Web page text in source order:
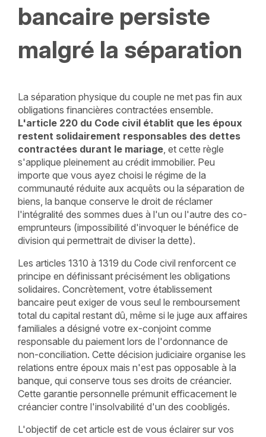
bancaire persiste
malgré la séparation
La séparation physique du couple ne met pas fin aux
obligations financières contractées ensemble.
L'article 220 du Code civil établit que les époux
restent solidairement responsables des dettes
contractées durant le mariage, et cette règle
s'applique pleinement au crédit immobilier. Peu
importe que vous ayez choisi le régime de la
communauté réduite aux acquêts ou la séparation de
biens, la banque conserve le droit de réclamer
l'intégralité des sommes dues à l'un ou l'autre des co-
emprunteurs (impossibilité d'invoquer le bénéfice de
division qui permettrait de diviser la dette).
Les articles 1310 à 1319 du Code civil renforcent ce
principe en définissant précisément les obligations
solidaires. Concrètement, votre établissement
bancaire peut exiger de vous seul le remboursement
total du capital restant dû, même si le juge aux affaires
familiales a désigné votre ex-conjoint comme
responsable du paiement lors de l'ordonnance de
non-conciliation. Cette décision judiciaire organise les
relations entre époux mais n'est pas opposable à la
banque, qui conserve tous ses droits de créancier.
Cette garantie personnelle prémunit efficacement le
créancier contre l'insolvabilité d'un des coobligés.
L'objectif de cet article est de vous éclairer sur vos